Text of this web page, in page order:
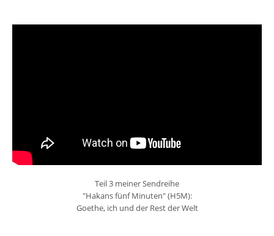
Teil 3 meiner Sendreihe
"Hakans fünf Minuten" (H5M):
Goethe, ich und der Rest der Welt